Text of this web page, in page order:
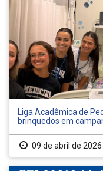
Liga Acadêmica de
brinquedos em
09 de abril de 2026